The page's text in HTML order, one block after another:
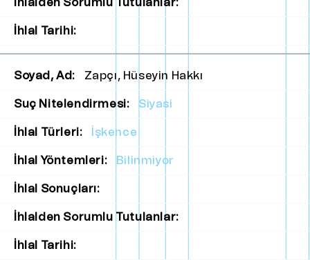
İhlal Tarihi:
Soyad, Ad: Zapçı, Hüseyin Hakkı
Suç Nitelendirmesi: Siyasi
İhlal Türleri: İşkence
İhlal Yöntemleri: Bilinmiyor
İhlal Sonuçları:
İhlalden Sorumlu Tutulanlar:
İhlal Tarihi: